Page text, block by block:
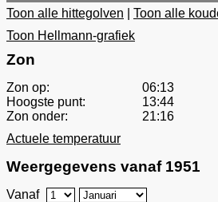
Toon alle hittegolven
Toon alle
Toon Hellmann-grafiek
Zon
Zon op:
06:13
Hoogste punt:
13:44
Zon onder:
21:16
Actuele temperatuur
Weergegevens vanaf 1951
Vanaf